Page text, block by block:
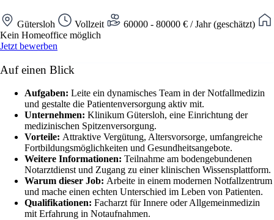
Gütersloh Vollzeit
60000 - 80000 € / Jahr (geschätzt)
Kein Homeoffice möglich
Jetzt bewerben
Auf einen Blick
Aufgaben: Leite ein dynamisches Team in der Notfallmedizin
und gestalte die Patientenversorgung aktiv mit.
Unternehmen: Klinikum Gütersloh, eine Einrichtung der
medizinischen Spitzenversorgung.
Vorteile: Attraktive Vergütung, Altersvorsorge, umfangreiche
Fortbildungsmöglichkeiten und Gesundheitsangebote.
Weitere Informationen: Teilnahme am bodengebundenen
Notarztdienst und Zugang zu einer klinischen Wissensplattform.
Warum dieser Job: Arbeite in einem modernen Notfallzentrum
und mache einen echten Unterschied im Leben von Patienten.
Qualifikationen: Facharzt für Innere oder Allgemeinmedizin
mit Erfahrung in Notaufnahmen.